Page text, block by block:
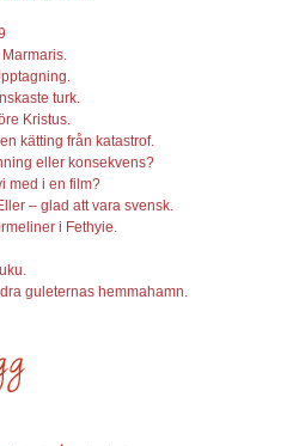
turk.
Kristus.
kätting från katastrof.
eller konsekvens?
med i en film?
– glad att vara svensk.
i Fethyie.
guleternas hemmahamn.